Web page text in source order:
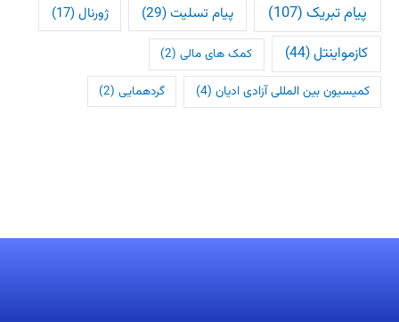
پیام تبریک(107) پیام تسلیت(29) ژورنال(17)
کازمواینتل(44) کمک های مالی(2)
کمیسیون بین المللی آزادی ادیان (4) گردهمایی(2)